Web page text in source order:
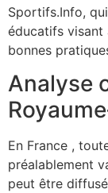
Sportifs.Info,
éducatifs visant
bonnes
Analyse
En France ,
préalablement
peut être